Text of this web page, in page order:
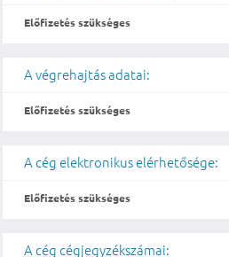
Előfizetés szükséges
A végrehajtás adatai:
Előfizetés szükséges
A cég elektronikus elérhetősége:
Előfizetés szükséges
A cég cégjegyzékszámai: